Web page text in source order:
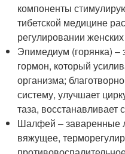
компоненты
тибетской медицине
регулировании
Эпимедиум (горянка)
гормон, который
организма;
систему, улучшает
таза, восстанавливает
Шалфей – заваренные
вяжущее,